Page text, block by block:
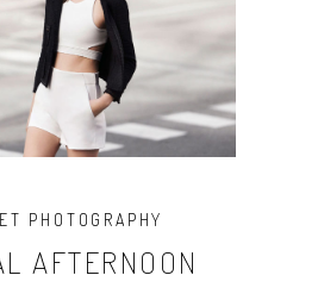
PHOTOGRAPHY
AFTERNOON